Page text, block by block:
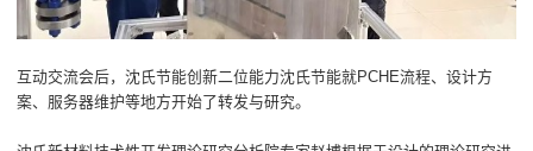
互动交流会后，沈氏节能创新二位能力沈氏节能就PCHE流程、设计方
案、服务器维护等地方开始了转发与研究。